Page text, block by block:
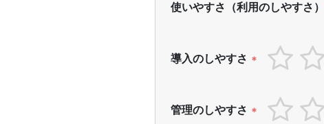
使いやすさ（利用のしやすさ）
導入のしやすさ *
管理のしやすさ *